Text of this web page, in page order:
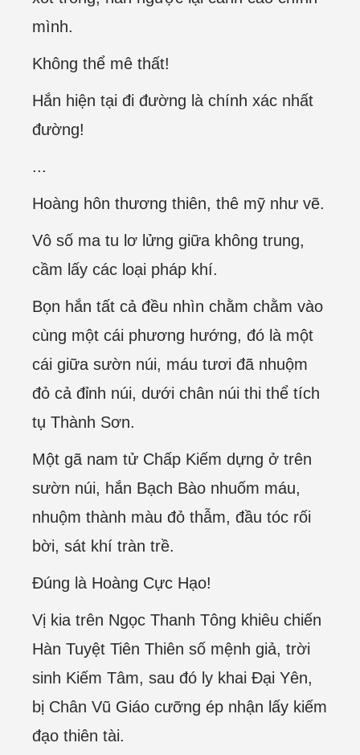
mình.
Không thể mê thất!
Hắn hiện tại đi đường là chính xác nhất
đường!
...
Hoàng hôn thương thiên, thê mỹ như vẽ.
Vô số ma tu lơ lửng giữa không trung,
cầm lấy các loại pháp khí.
Bọn hắn tất cả đều nhìn chằm chằm vào
cùng một cái phương hướng, đó là một
cái giữa sườn núi, máu tươi đã nhuộm
đỏ cả đỉnh núi, dưới chân núi thi thể tích
tụ Thành Sơn.
Một gã nam tử Chấp Kiếm dựng ở trên
sườn núi, hắn Bạch Bào nhuốm máu,
nhuộm thành màu đỏ thẫm, đầu tóc rối
bời, sát khí tràn trề.
Đúng là Hoàng Cực Hạo!
Vị kia trên Ngọc Thanh Tông khiêu chiến
Hàn Tuyệt Tiên Thiên số mệnh giả, trời
sinh Kiếm Tâm, sau đó ly khai Đại Yên,
bị Chân Vũ Giáo cưỡng ép nhận lấy kiếm
đạo thiên tài.